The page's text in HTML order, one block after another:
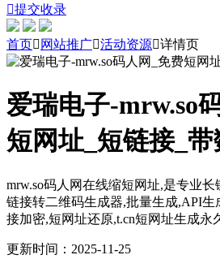
提交收录
首页 网站推广活动资源详情页
爱瑞电子-mrw.so
短网址_短链接_
mrw.so码人网在线缩短网址,是专业
链接转二维码生成器,批量生成,API
接加密,短网址还原,t.cn短网址生成永
更新时间：2025-11-25